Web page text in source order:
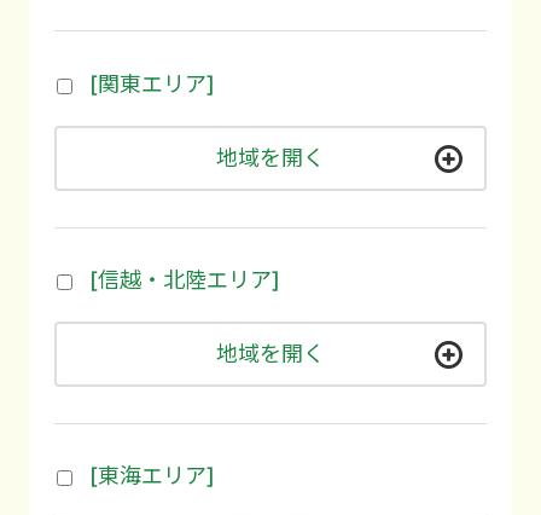
[関東エリア]
地域を開く
[信越・北陸エリア]
地域を開く
[東海エリア]